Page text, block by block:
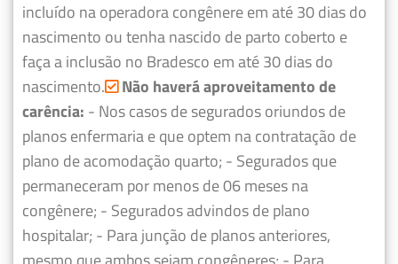
incluído na operadora congênere em até 30 dias do
nascimento ou tenha nascido de parto coberto e
faça a inclusão no Bradesco em até 30 dias do
nascimento. Não haverá aproveitamento de
carência: - Nos casos de segurados oriundos de
planos enfermaria e que optem na contratação de
plano de acomodação quarto; - Segurados que
permaneceram por menos de 06 meses na
congênere; - Segurados advindos de plano
hospitalar; - Para junção de planos anteriores,